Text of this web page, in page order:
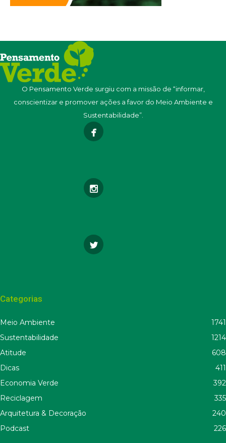
O Pensamento Verde surgiu com a missão de “informar,
conscientizar e promover ações a favor do Meio Ambiente e
Sustentabilidade”.
Categorias
Meio Ambiente
1741
Sustentabilidade
1214
Atitude
608
Dicas
411
Economia Verde
392
Reciclagem
335
Arquitetura & Decoração
240
Podcast
226